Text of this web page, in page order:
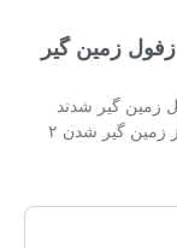
زمین گیر
زمین گیر شدند
🔹فرمانده انتظامی دزفول از زمین گیر شدن ۲